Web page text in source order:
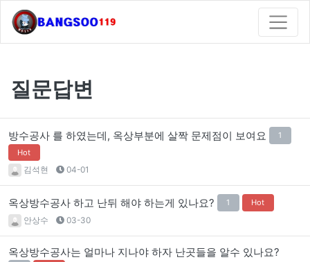
질문답변
방수공사 를 하였는데, 옥상부분에 살짝 문제점이 보여요
1
Hot
김석현 04-01
옥상방수공사 하고 난뒤 해야 하는게 있나요? 1 Hot
안상수 03-30
옥상방수공사는 얼마나 지나야 하자 난곳들을 알수 있나요?